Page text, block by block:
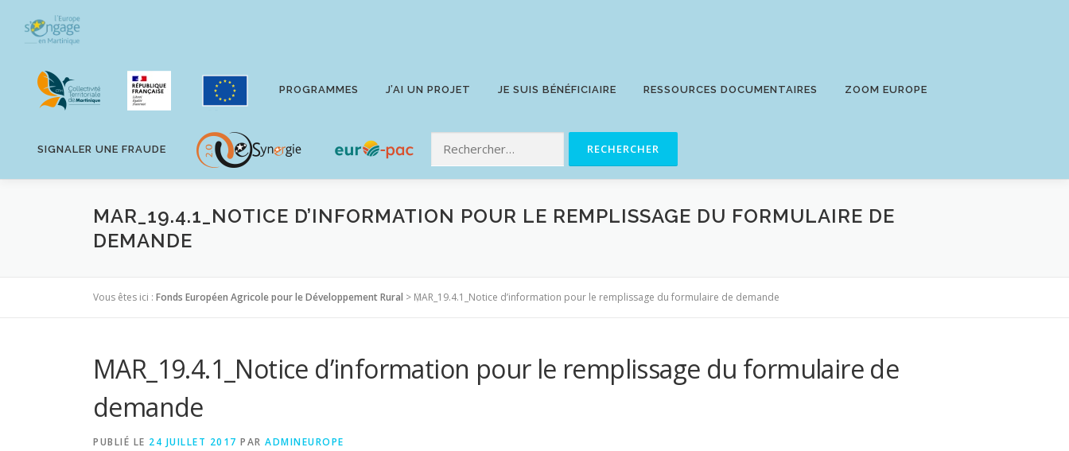
contenu
PROGRAMMES J’AI UN PROJET JE SUIS BÉNÉFICIAIRE RESSOURCES DOCUMENTAIRES ZOOM EUROPE
SIGNALER UNE FRAUDE
MAR_19.4.1_NOTICE D’INFORMATION POUR LE REMPLISSAGE DU FORMULAIRE DE
DEMANDE
Vous êtes ici : Fonds Européen Agricole pour le Développement Rural > MAR_19.4.1_Notice d’information pour le remplissage du formulaire de demande
MAR_19.4.1_Notice d’information pour le remplissage du formulaire de
demande
PUBLIÉ LE 24 JUILLET 2017 PAR ADMINEUROPE